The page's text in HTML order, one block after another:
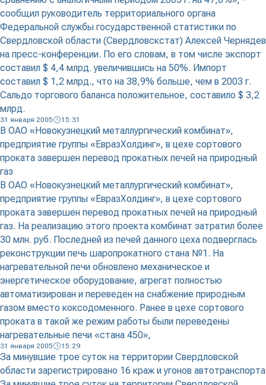
сообщил руководитель территориального органа
Федеральной службы государственной статистики по
Свердловской области (Свердловскстат) Алексей Чернядев
на пресс-конференции. По его словам, в том числе экспорт
составил $ 4,4 млрд. увеличившись на 50%. Импорт
составил $ 1,2 млрд., что на 38,9% больше, чем в 2003 г.
Сальдо торгового баланса положительное, составило $ 3,2
млрд.
31 января 2005 15:31
В ОАО «Новокузнецкий металлургический комбинат»,
предприятие группы «ЕвразХолдинг», в цехе сортового
проката завершен перевод прокатных печей на природный
газ
В ОАО «Новокузнецкий металлургический комбинат»,
предприятие группы «ЕвразХолдинг», в цехе сортового
проката завершен перевод прокатных печей на природный
газ. На реализацию этого проекта комбинат затратил более
30 млн. руб. Последней из печей данного цеха подверглась
реконструкции печь шаропрокатного стана №1. На
нагревательной печи обновлено механическое и
энергетическое оборудование, агрегат полностью
автоматизирован и переведен на снабжение природным
газом вместо коксодоменного. Ранее в цехе сортового
проката в такой же режим работы были переведены
нагревательные печи «стана 450»,
31 января 2005 15:29
За минувшие трое суток на территории Свердловской
области зарегистрировано 16 краж и угонов автотранспорта